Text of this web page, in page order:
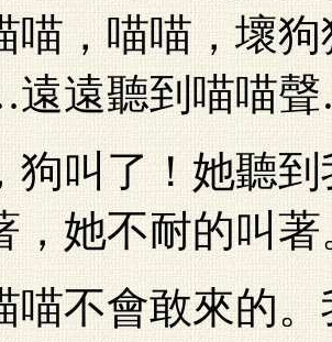
喵，喵喵，壞
遠遠聽到喵喵
狗叫了！她聽
，她不耐的叫著
喵不會敢來的